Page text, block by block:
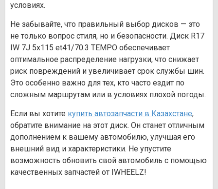
условиях.
Не забывайте, что правильный выбор дисков — это
не только вопрос стиля, но и безопасности. Диск R17
IW 7J 5х115 et41/70.3 TEMPO обеспечивает
оптимальное распределение нагрузки, что снижает
риск повреждений и увеличивает срок службы шин.
Это особенно важно для тех, кто часто ездит по
сложным маршрутам или в условиях плохой погоды.
Если вы хотите купить автозапчасти в Казахстане,
обратите внимание на этот диск. Он станет отличным
дополнением к вашему автомобилю, улучшая его
внешний вид и характеристики. Не упустите
возможность обновить свой автомобиль с помощью
качественных запчастей от IWHEELZ!